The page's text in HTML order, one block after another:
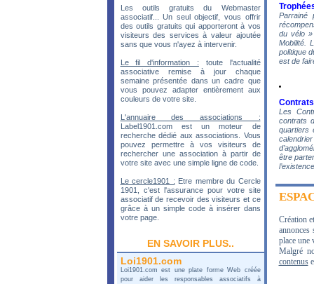
Les outils gratuits du Webmaster
associatif... Un seul objectif, vous offrir
des outils gratuits qui apporteront à vos
visiteurs des services à valeur ajoutée
sans que vous n'ayez à intervenir.
Le fil d'information : toute l'actualité
associative remise à jour chaque
semaine présentée dans un cadre que
vous pouvez adapter entièrement aux
couleurs de votre site.
L'annuaire des associations :
Label1901.com est un moteur de
recherche dédié aux associations. Vous
pouvez permettre à vos visiteurs de
rechercher une association à partir de
votre site avec une simple ligne de code.
Le cercle1901 : Etre membre du Cercle
1901, c'est l'assurance pour votre site
associatif de recevoir des visiteurs et ce
grâce à un simple code à insérer dans
votre page.
EN SAVOIR PLUS..
Loi1901.com
Loi1901.com est une plate forme Web créée
pour aider les responsables associatifs à
Parrainé
du vélo
Mobilité.
politique
est de
Les
contrats
quartiers
être
Création
place une
Malgré
contenus